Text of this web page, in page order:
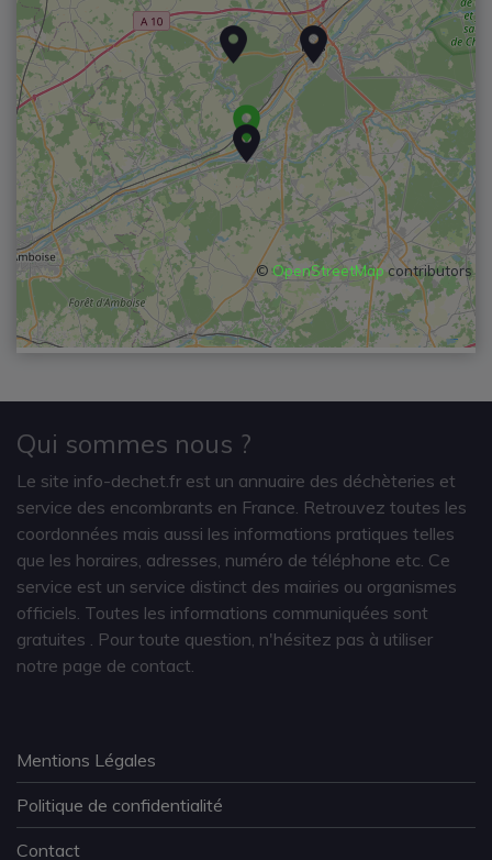
©OpenStreetMapcontributors
Qui sommes nous ?
Le site info-dechet.fr est un annuaire des déchèteries et
service des encombrants en France. Retrouvez toutes les
coordonnées mais aussi les informations pratiques telles
que les horaires, adresses, numéro de téléphone etc. Ce
service est un service distinct des mairies ou organismes
officiels. Toutes les informations communiquées sont
gratuites
. Pour toute question, n'hésitez pas à utiliser
notre page de contact.
Mentions Légales
Politique de confidentialité
Contact